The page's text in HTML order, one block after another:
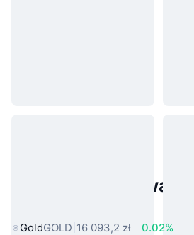
Popularne aktywa
GoldGOLD 16 093,2 zł
0.02%